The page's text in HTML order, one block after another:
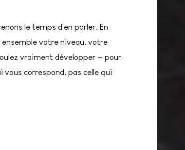
le temps d'en parler. En
votre niveau, votre
vraiment développer — pour
correspond, pas celle qui